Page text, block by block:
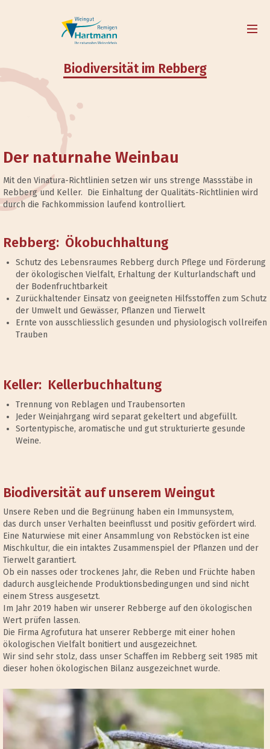
Biodiversität im Rebberg
Der naturnahe Weinbau
Mit den Vinatura-Richtlinien setzen wir uns strenge Massstäbe in
Rebberg und Keller. Die Einhaltung der Qualitäts-Richtlinien wird
durch die Fachkommission laufend kontrolliert.
Rebberg: Ökobuchhaltung
Schutz des Lebensraumes Rebberg durch Pflege und Förderung
der ökologischen Vielfalt, Erhaltung der Kulturlandschaft und
der Bodenfruchtbarkeit
Zurückhaltender Einsatz von geeigneten Hilfsstoffen zum Schutz
der Umwelt und Gewässer, Pflanzen und Tierwelt
Ernte von ausschliesslich gesunden und physiologisch vollreifen
Trauben
Keller: Kellerbuchhaltung
Trennung von Reblagen und Traubensorten
Jeder Weinjahrgang wird separat gekeltert und abgefüllt.
Sortentypische, aromatische und gut strukturierte gesunde
Weine.
Biodiversität auf unserem Weingut
Unsere Reben und die Begrünung haben ein Immunsystem,
das durch unser Verhalten beeinflusst und positiv gefördert wird.
Eine Naturwiese mit einer Ansammlung von Rebstöcken ist eine
Mischkultur, die ein intaktes Zusammenspiel der Pflanzen und der
Tierwelt garantiert.
Ob ein nasses oder trockenes Jahr, die Reben und Früchte haben
dadurch ausgleichende Produktionsbedingungen und sind nicht
einem Stress ausgesetzt.
Im Jahr 2019 haben wir unserer Rebberge auf den ökologischen
Wert prüfen lassen.
Die Firma Agrofutura hat unserer Rebberge mit einer hohen
ökologischen Vielfalt bonitiert und ausgezeichnet.
Wir sind sehr stolz, dass unser Schaffen im Rebberg seit 1985 mit
dieser hohen ökologischen Bilanz ausgezeichnet wurde.